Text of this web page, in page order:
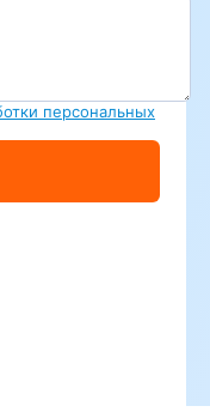
персональных